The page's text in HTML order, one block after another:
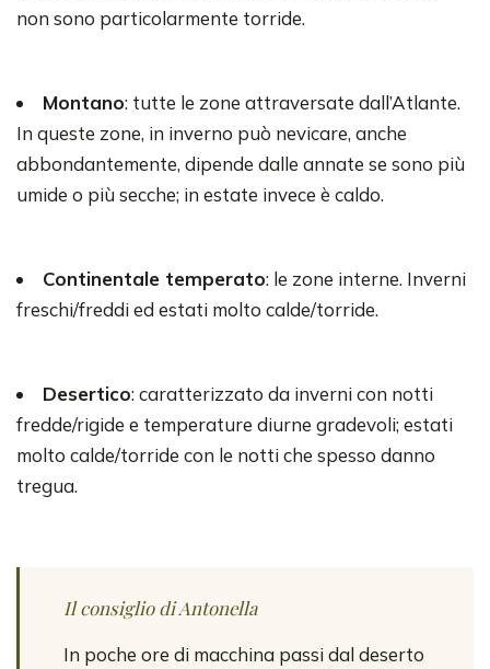
non sono particolarmente torride.
Montano: tutte le zone attraversate dall’Atlante.
In queste zone, in inverno può nevicare, anche
abbondantemente, dipende dalle annate se sono più
umide o più secche; in estate invece è caldo.
Continentale temperato: le zone interne. Inverni
freschi/freddi ed estati molto calde/torride.
Desertico: caratterizzato da inverni con notti
fredde/rigide e temperature diurne gradevoli; estati
molto calde/torride con le notti che spesso danno
tregua.
Il consiglio di Antonella
In poche ore di macchina passi dal deserto